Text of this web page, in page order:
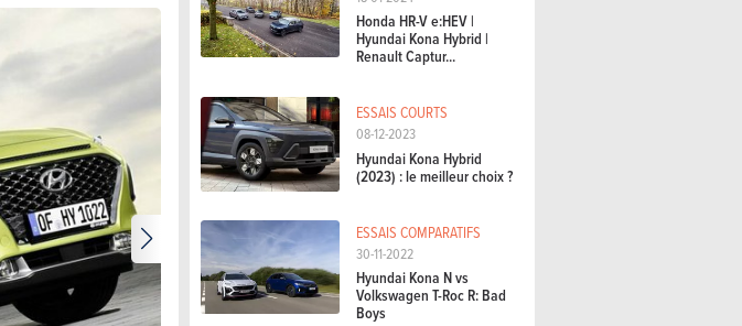
Honda HR-V e:HEV |
Hyundai Kona Hybrid |
Renault Captur...
ESSAIS COURTS
08-12-2023
Hyundai Kona Hybrid
(2023) : le meilleur choix ?
ESSAIS COMPARATIFS
30-11-2022
Hyundai Kona N vs
Volkswagen T-Roc R: Bad
Boys